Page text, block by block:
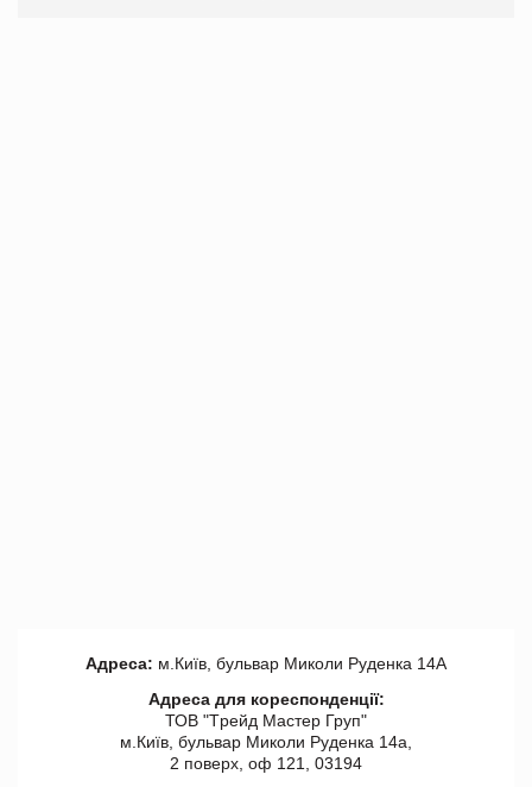
Адреса: м.Київ, бульвар Миколи Руденка 14А
Адреса для кореспонденції:
ТОВ "Tрейд Мастер Груп"
м.Київ, бульвар Миколи Руденка 14а,
2 поверх, оф 121, 03194